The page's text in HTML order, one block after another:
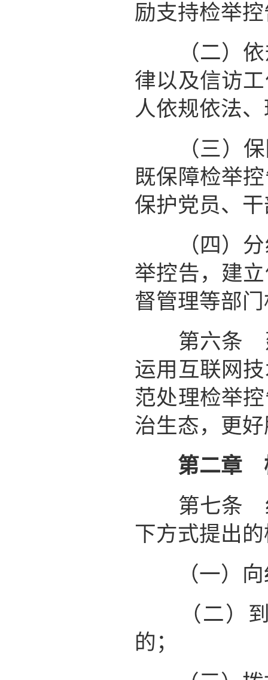
励支持检举
（二）依
律以及信访
人依规依法
（三）保
既保障检举
保护党员、
（四）分
举控告，建
督管理等部
第六条 建
运用互联网
范处理检举
治生态，更
第二章
第七条 纪
下方式提出
（一）向
（二）到
的；